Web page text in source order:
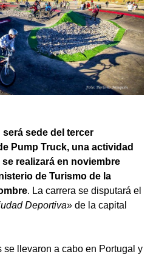
sede del tercer
Pump Truck, una actividad
realizará en noviembre
de Turismo de la
. La carrera se disputará el
Deportiva» de la capital
se llevaron a cabo en Portugal y